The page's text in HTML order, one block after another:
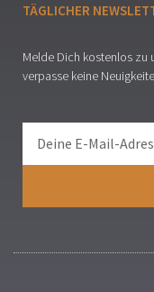
TÄGLICHER
Melde Dich kostenlos zu
verpasse keine